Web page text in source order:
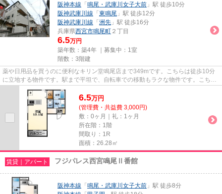
阪神本線 「 鳴尾・武庫川女子大前 」駅 徒歩10分
阪神武庫川線 「 東鳴尾 」駅 徒歩12分
阪神武庫川線 「 洲先 」駅 徒歩16分
兵庫県西宮市鳴尾町 ２丁目
6.5万円
築年数：築4年 ｜募集中： 1室
階数：3階建
薬や日用品を買うのに便利なキリン堂鳴尾店まで349mです。こちらは徒歩10分
に立地する物件です。駅まで平坦で、自転車での移動もラクな物件です。こちら
のアパートからは2駅が近くにあ...
6.5万円
(管理費・共益費 3,000円)
敷：0ヶ月｜礼：1ヶ月
所在階：1階
間取り：1R
面積：26.28㎡
賃貸｜アパート フジパレス西宮鳴尾Ⅱ番館
阪神本線 「 鳴尾・武庫川女子大前 」駅 徒歩8分